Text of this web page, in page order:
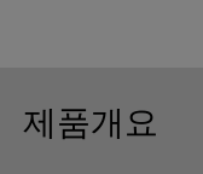
제품개요